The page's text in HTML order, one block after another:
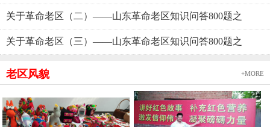
关于革命老区（二）——山东革命老区知识问答800题之
关于革命老区（三）——山东革命老区知识问答800题之
老区风貌 +MORE